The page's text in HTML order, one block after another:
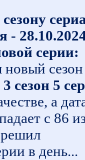
-
серии:
новый сезон
сезон 5
а
с 86
в день...